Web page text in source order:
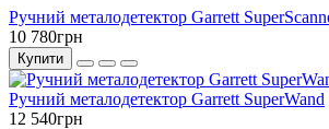
Ручний металодетектор Garrett
10 780грн
Купити
Ручний металодетектор Garrett SuperWand
12 540грн